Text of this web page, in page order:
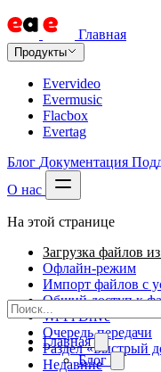
Главная
Продукты
Evervideo
Evermusic
Flacbox
Evertag
Блог Документация
О нас
Главная
Блог
На этой странице
Загрузка файлов
Офлайн-режим
Импорт файлов с
Общий доступ к
Wi-Fi Drive
Очередь передачи
Раздел «Быстрый
Недавние